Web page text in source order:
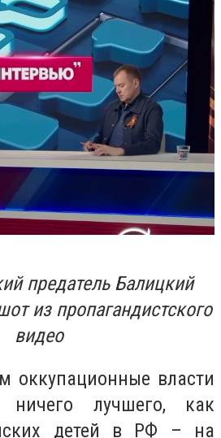
предатель Балицкий
из пропагандистского
видео
оккупационные власти
лучшего, как
детей в РФ – на